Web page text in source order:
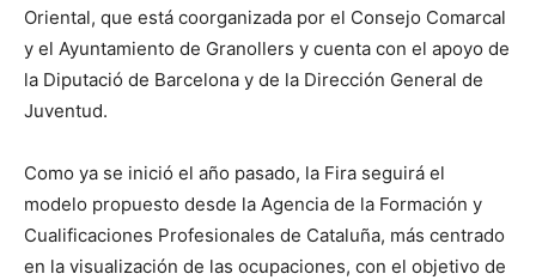
Oriental, que está coorganizada por el Consejo Comarcal
y el Ayuntamiento de Granollers y cuenta con el apoyo de
la Diputació de Barcelona y de la Dirección General de
Juventud.
Como ya se inició el año pasado, la Fira seguirá el
modelo propuesto desde la Agencia de la Formación y
Cualificaciones Profesionales de Cataluña, más centrado
en la visualización de las ocupaciones, con el objetivo de